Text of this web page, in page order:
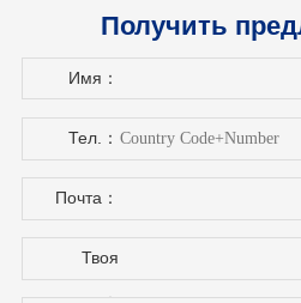
Получить
Имя：
Тел.：
Почта：
Твоя